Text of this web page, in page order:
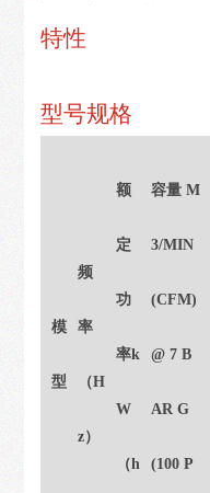
系
我
特性
型号规格
模
型
频
率
（H
z）
额
定
功
率k
W
（h
容量 M
3/MIN
(CFM)
@ 7 B
AR G
(100 P